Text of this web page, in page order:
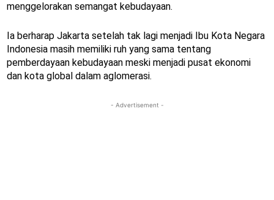
menggelorakan semangat kebudayaan.
Ia berharap Jakarta setelah tak lagi menjadi Ibu Kota Negara
Indonesia masih memiliki ruh yang sama tentang
pemberdayaan kebudayaan meski menjadi pusat ekonomi
dan kota global dalam aglomerasi.
- Advertisement -